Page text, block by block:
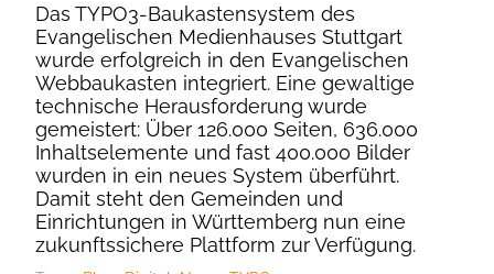
Das TYPO3-Baukastensystem des
Evangelischen Medienhauses Stuttgart
wurde erfolgreich in den Evangelischen
Webbaukasten integriert. Eine gewaltige
technische Herausforderung wurde
gemeistert: Über 126.000 Seiten, 636.000
Inhaltselemente und fast 400.000 Bilder
wurden in ein neues System überführt.
Damit steht den Gemeinden und
Einrichtungen in Württemberg nun eine
zukunftssichere Plattform zur Verfügung.